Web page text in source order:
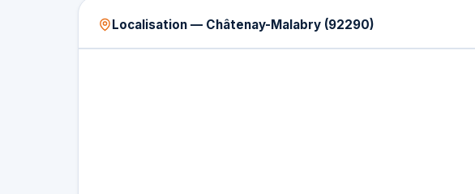
Localisation — Châtenay-Malabry (92290)